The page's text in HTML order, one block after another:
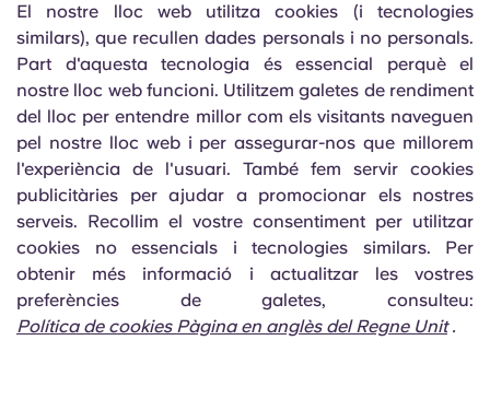
El nostre lloc web utilitza cookies (i tecnologies
similars), que recullen dades personals i no personals.
Part d'aquesta tecnologia és essencial perquè el
nostre lloc web funcioni. Utilitzem galetes de rendiment
del lloc per entendre millor com els visitants naveguen
pel nostre lloc web i per assegurar-nos que millorem
l'experiència de l'usuari. També fem servir cookies
publicitàries per ajudar a promocionar els nostres
serveis. Recollim el vostre consentiment per utilitzar
cookies no essencials i tecnologies similars. Per
obtenir més informació i actualitzar les vostres
preferències de galetes, consulteu:
Política de cookies Pàgina en anglès del Regne Unit .